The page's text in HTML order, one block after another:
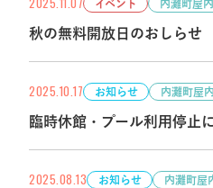
イベント 内灘町屋
秋の無料開放日のおしらせ
2025.10.17 お知らせ 内灘町屋
臨時休館・プール利用停止
2025.08.13 お知らせ 内灘町屋